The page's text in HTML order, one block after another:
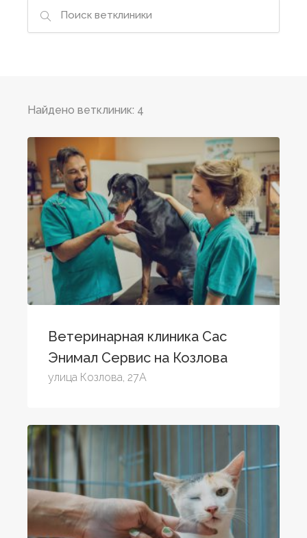
Найдено ветклиник: 4
Ветеринарная клиника Сас
Энимал Сервис на Козлова
улица Козлова, 27А